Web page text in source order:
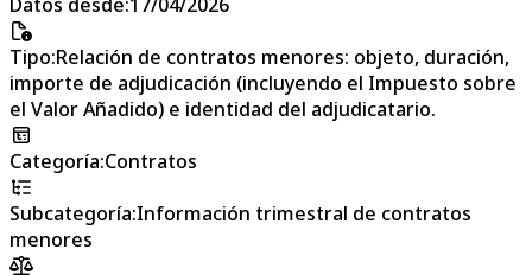
Tipo:Relación de contratos menores: objeto, duración,
importe de adjudicación (incluyendo el Impuesto sobre
el Valor Añadido) e identidad del adjudicatario.
Categoría:Contratos
Subcategoría:Información trimestral de contratos
menores